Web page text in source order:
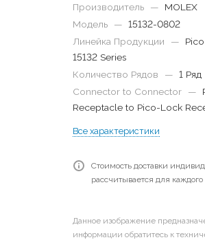
Производитель
—
MOLEX
Модель
— 15132-0802
Линейка Продукции
—
15132 Series
Количество Рядов
— 1 Ряд
Connector to Connector
—
Receptacle to Pico-Lock
Все характеристики
Стоимость доставки
рассчитывается для каждого
Данное изображение
информации обратитесь к